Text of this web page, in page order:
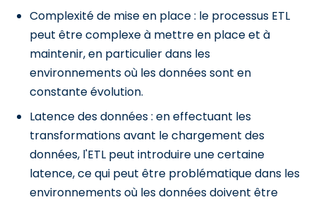
Complexité de mise en place : le processus ETL
peut être complexe à mettre en place et à
maintenir, en particulier dans les
environnements où les données sont en
constante évolution.
Latence des données : en effectuant les
transformations avant le chargement des
données, l'ETL peut introduire une certaine
latence, ce qui peut être problématique dans les
environnements où les données doivent être